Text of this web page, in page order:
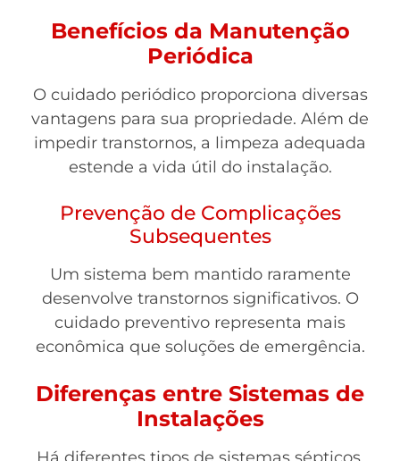
Benefícios da Manutenção
Periódica
O cuidado periódico proporciona diversas
vantagens para sua propriedade. Além de
impedir transtornos, a limpeza adequada
estende a vida útil do instalação.
Prevenção de Complicações
Subsequentes
Um sistema bem mantido raramente
desenvolve transtornos significativos. O
cuidado preventivo representa mais
econômica que soluções de emergência.
Diferenças entre Sistemas de
Instalações